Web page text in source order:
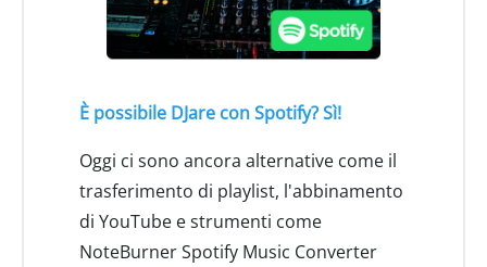
È possibile DJare con Spotify? Sì!
Oggi ci sono ancora alternative come il
trasferimento di playlist, l'abbinamento
di YouTube e strumenti come
NoteBurner Spotify Music Converter